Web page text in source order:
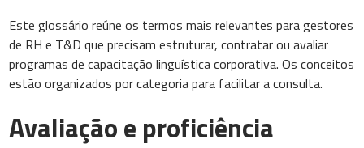
Este glossário reúne os termos mais relevantes para gestores
de RH e T&D que precisam estruturar, contratar ou avaliar
programas de capacitação linguística corporativa. Os conceitos
estão organizados por categoria para facilitar a consulta.
Avaliação e proficiência